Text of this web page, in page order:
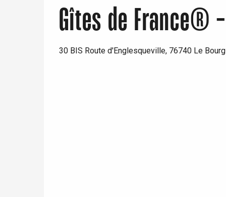
Gîtes de France®
30 BIS Route d'Englesqueville, 76740 Le